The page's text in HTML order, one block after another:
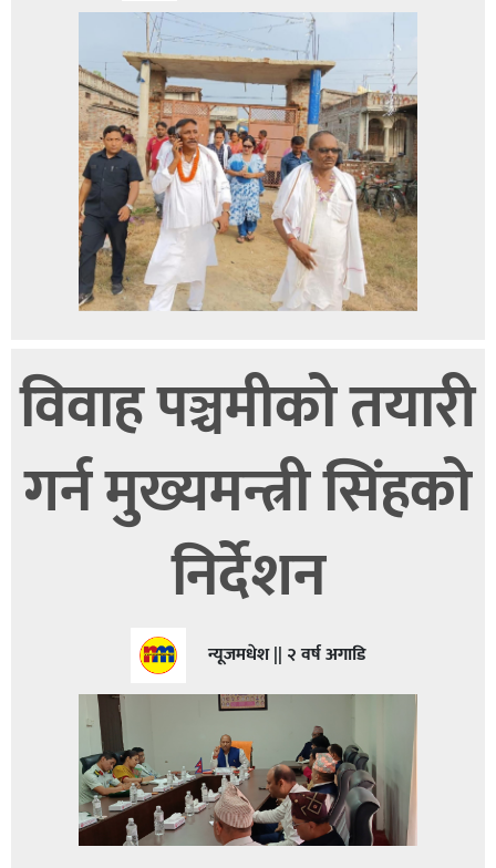
स्वास्थ्य
विवाह पञ्चमीको तयारी
गर्न मुख्यमन्त्री सिंहको
निर्देशन
न्यूजमधेश || २ वर्ष अगाडि